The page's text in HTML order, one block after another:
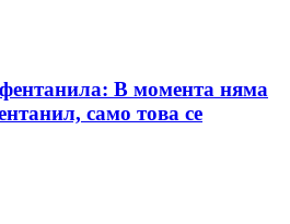
В момента няма
само това се